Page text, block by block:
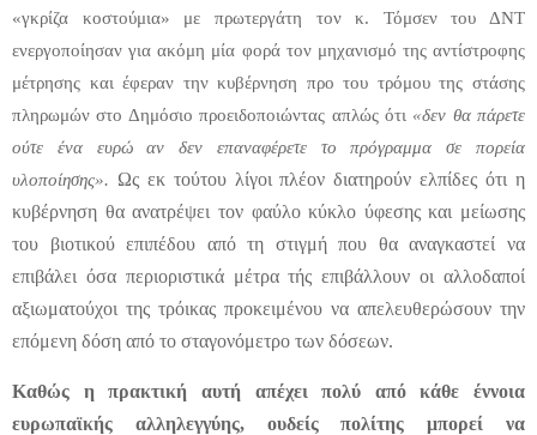
«γκρίζα κοστούμια» με πρωτεργάτη τον κ. Τόμσεν του ΔΝΤ
ενεργοποίησαν για ακόμη μία φορά τον μηχανισμό της αντίστροφης
μέτρησης και έφεραν την κυβέρνηση προ του τρόμου της στάσης
πληρωμών στο Δημόσιο προειδοποιώντας απλώς ότι «δεν θα πάρετε
ούτε ένα ευρώ αν δεν επαναφέρετε το πρόγραμμα σε πορεία
υλοποίησης». Ως εκ τούτου λίγοι πλέον διατηρούν ελπίδες ότι η
κυβέρνηση θα ανατρέψει τον φαύλο κύκλο ύφεσης και μείωσης
του βιοτικού επιπέδου από τη στιγμή που θα αναγκαστεί να
επιβάλει όσα περιοριστικά μέτρα τής επιβάλλουν οι αλλοδαποί
αξιωματούχοι της τρόικας προκειμένου να απελευθερώσουν την
επόμενη δόση από το σταγονόμετρο των δόσεων.
Καθώς η πρακτική αυτή απέχει πολύ από κάθε έννοια
ευρωπαϊκής αλληλεγγύης, ουδείς πολίτης μπορεί να